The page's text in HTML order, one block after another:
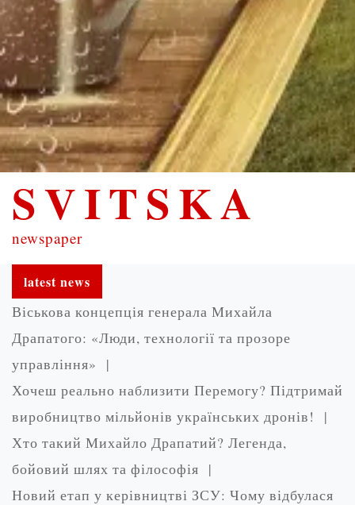
SVITSKA
newspaper
latest news
Віськова концепція генерала Михайла
Драпатого: «Люди, технології та прозоре
управління» |
Хочеш реально наблизити Перемогу? Підтримай
виробництво мільйонів українських дронів! |
Хто такий Михайло Драпатий? Легенда,
бойовий шлях та філософія |
Новий етап у керівництві ЗСУ: Чому відбулася